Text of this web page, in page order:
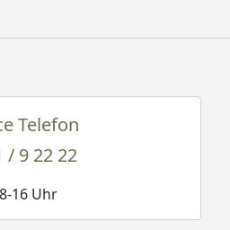
Telefon
/ 9 22 22
16 Uhr